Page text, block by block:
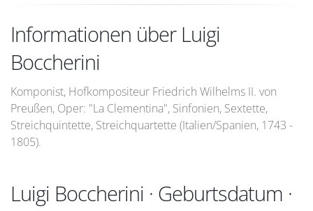
Informationen über Luigi
Boccherini
Komponist, Hofkompositeur Friedrich Wilhelms II. von
Preußen, Oper: "La Clementina", Sinfonien, Sextette,
Streichquintette, Streichquartette (Italien/Spanien, 1743 -
1805).
Luigi Boccherini · Geburtsdatum ·